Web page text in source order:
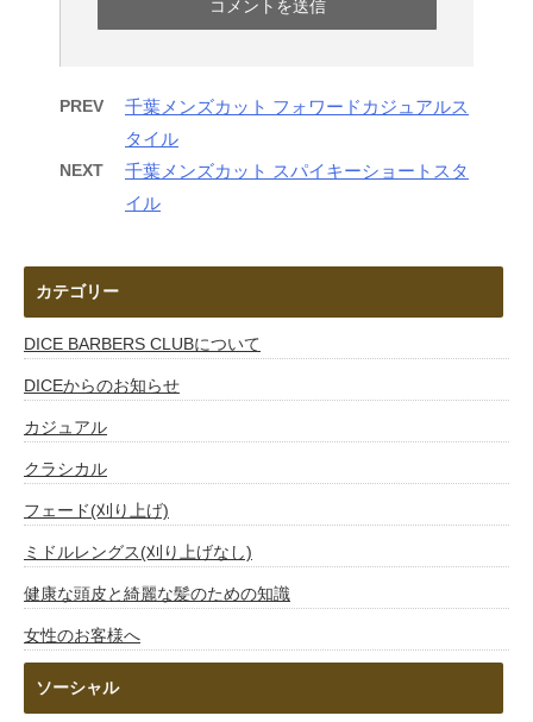
PREV
千葉メンズカット フォワードカジュアルス
タイル
NEXT
千葉メンズカット スパイキーショートスタ
イル
カテゴリー
DICE BARBERS CLUBについて
DICEからのお知らせ
カジュアル
クラシカル
フェード(刈り上げ)
ミドルレングス(刈り上げなし)
健康な頭皮と綺麗な髪のための知識
女性のお客様へ
ソーシャル